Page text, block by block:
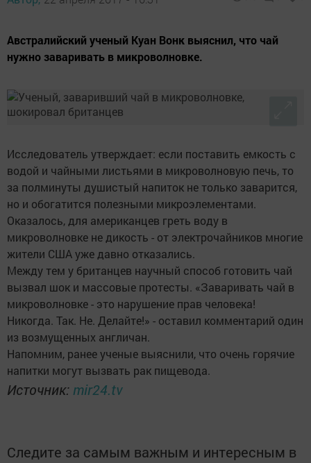
Австралийский ученый Куан Вонк выяснил, что чай
нужно заваривать в микроволновке.
Исследователь утверждает: если поставить емкость с
водой и чайными листьями в микроволновую печь, то
за полминуты душистый напиток не только заварится,
но и обогатится полезными микроэлементами.
Оказалось, для американцев греть воду в
микроволновке не дикость - от электрочайников многие
жители США уже давно отказались.
Между тем у британцев научный способ готовить чай
вызвал шок и массовые протесты. «Заваривать чай в
микроволновке - это нарушение прав человека!
Никогда. Так. Не. Делайте!» - оставил комментарий один
из возмущенных англичан.
Напомним, ранее ученые выяснили, что очень горячие
напитки могут вызвать рак пищевода.
Источник: mir24.tv
Следите за самым важным и интересным в